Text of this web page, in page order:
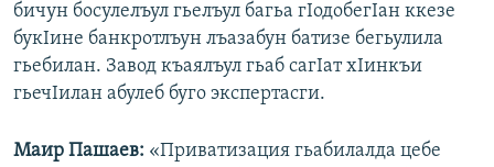
бичун босулелъул гьелъул багьа гIодобегIан ккезе
букIине банкротлъун лъазабун батизе бегьулила
гьебилан. Завод къаялъул гьаб сагIат хIинкъи
гьечIилан абулеб буго экспертасги.
Маир Пашаев: «Приватизация гьабилалда цебе